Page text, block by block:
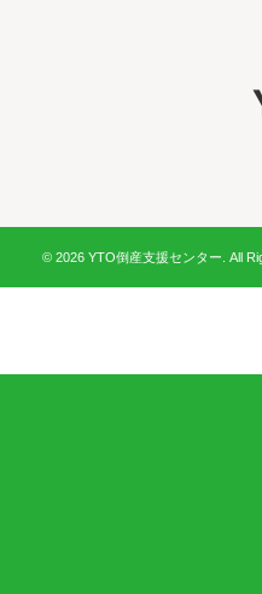
© 2026 YTO倒産支援センター. All